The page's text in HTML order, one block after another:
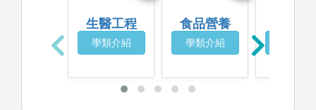
生醫工程
學類介紹
食品營養
學類介紹